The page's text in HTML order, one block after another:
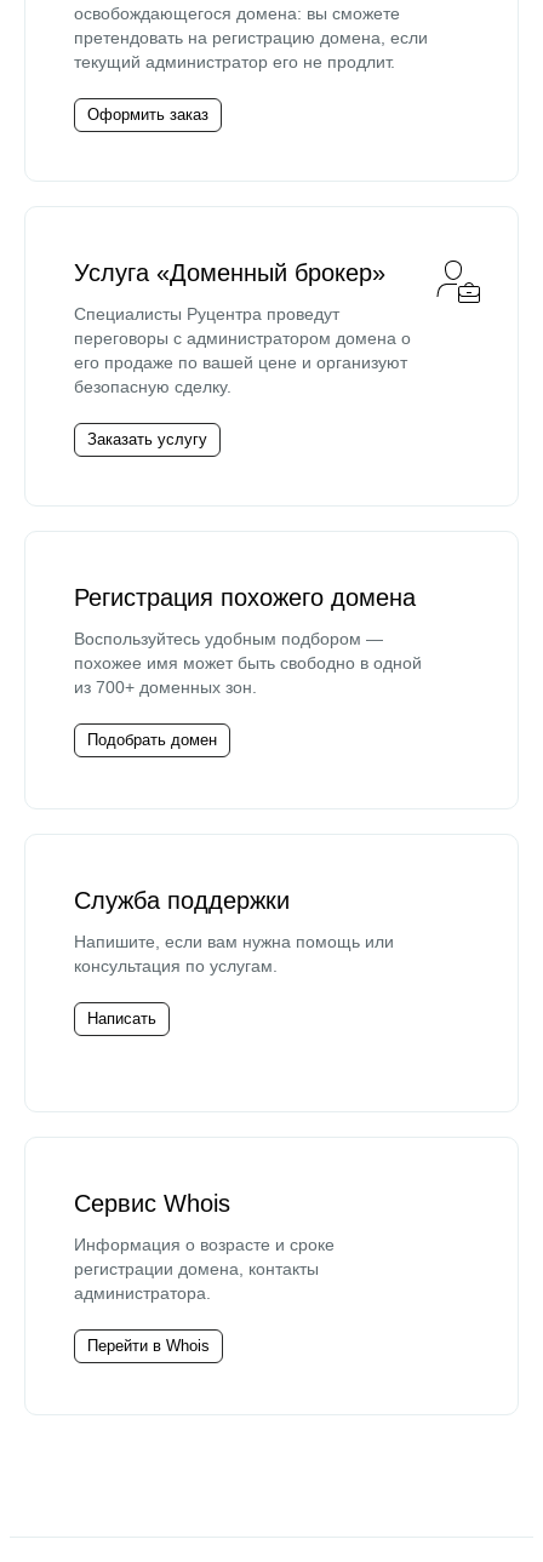
освобождающегося домена: вы сможете
претендовать на регистрацию домена, если
текущий администратор его не продлит.
Оформить заказ
Услуга «Доменный брокер»
Специалисты Руцентра проведут
переговоры с администратором домена о
его продаже по вашей цене и организуют
безопасную сделку.
Заказать услугу
Регистрация похожего домена
Воспользуйтесь удобным подбором —
похожее имя может быть свободно в одной
из 700+ доменных зон.
Подобрать домен
Служба поддержки
Напишите, если вам нужна помощь или
консультация по услугам.
Написать
Сервис Whois
Информация о возрасте и сроке
регистрации домена, контакты
администратора.
Перейти в Whois